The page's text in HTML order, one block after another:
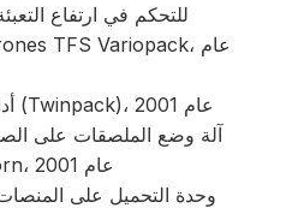
للتحكم في ارتفاع
أداة وضع المقبض: توين باك (Twinpack)، عام 2001
آلة وضع الملصقات على
نقالة المنصات النقالة: Born، عام 2001
وحدة التحميل على المنصات